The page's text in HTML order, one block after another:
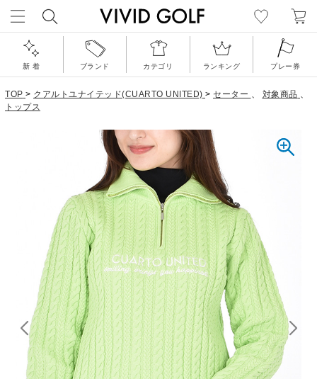
新 着 ブランド カテゴリ ランキング プレー券
TOP > クアルトユナイテッド(CUARTO UNITED) > セーター 、 対象商品 、
トップス